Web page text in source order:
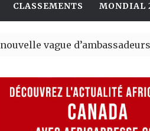
CLASSEMENTS MONDIAL
d’ambassadeurs pour